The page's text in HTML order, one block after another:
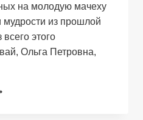
на молодую мачеху
мудрости из прошлой
этого
Ольга Петровна,